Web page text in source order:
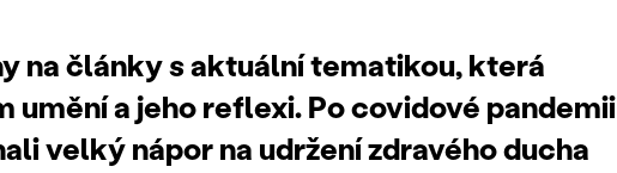
na články s aktuální tematikou, která
umění a jeho reflexi.Po covidové pandemii
velký nápor na udržení zdravého ducha